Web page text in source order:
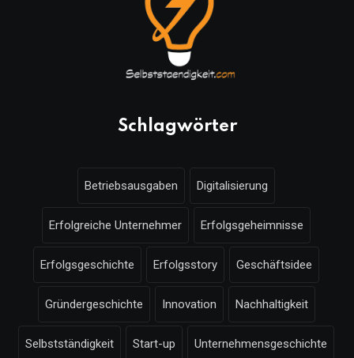
Schlagwörter
Betriebsausgaben Digitalisierung
Erfolgreiche Unternehmer Erfolgsgeheimnisse
Erfolgsgeschichte Erfolgsstory Geschäftsidee
Gründergeschichte Innovation Nachhaltigkeit
Selbstständigkeit Start-up Unternehmensgeschichte